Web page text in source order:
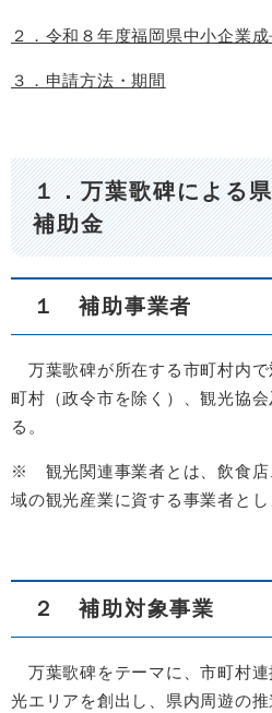
２．令和８年度福岡県中小企業
３．申請方法・期間
１．万葉歌碑による
補助金
１ 補助事業者
万葉歌碑が所在する市町村内
町村（政令市を除く）、観光協
る。
※ 観光関連事業者とは、飲食店
域の観光産業に資する事業者とし
２ 補助対象事業
万葉歌碑をテーマに、市町村連
光エリアを創出し、県内周遊の